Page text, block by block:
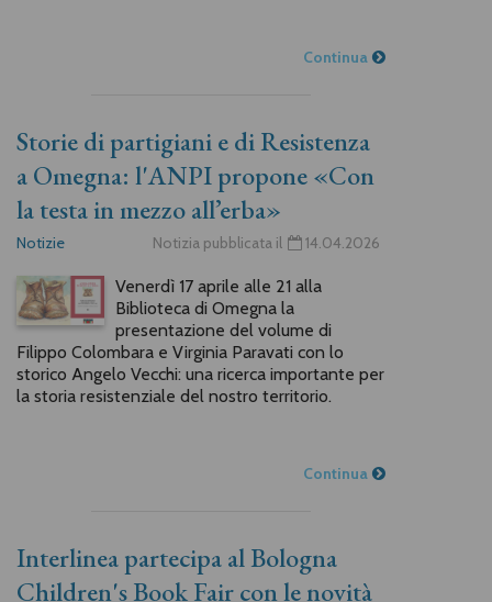
Continua
Storie di partigiani e di Resistenza
a Omegna: l'ANPI propone «Con
la testa in mezzo all’erba»
Notizie Notizia pubblicata il 14.04.2026
Venerdì 17 aprile alle 21 alla
Biblioteca di Omegna la
presentazione del volume di
Filippo Colombara e Virginia Paravati con lo
storico Angelo Vecchi: una ricerca importante per
la storia resistenziale del nostro territorio.
Continua
Interlinea partecipa al Bologna
Children's Book Fair con le novità